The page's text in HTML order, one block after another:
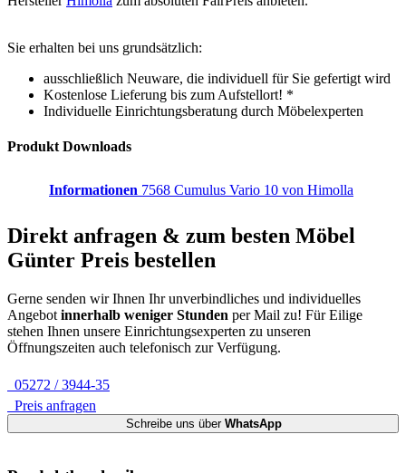
Sie erhalten bei uns grundsätzlich:
ausschließlich Neuware, die individuell für Sie gefertigt wird
Kostenlose Lieferung bis zum Aufstellort! *
Individuelle Einrichtungsberatung durch Möbelexperten
Produkt Downloads
Informationen 7568 Cumulus Vario 10 von Himolla
Direkt anfragen & zum besten Möbel
Günter Preis bestellen
Gerne senden wir Ihnen Ihr unverbindliches und individuelles
Angebot innerhalb weniger Stunden per Mail zu! Für Eilige
stehen Ihnen unsere Einrichtungsexperten zu unseren
Öffnungszeiten auch telefonisch zur Verfügung.
05272 / 3944-35
Preis anfragen
Schreibe uns über WhatsApp